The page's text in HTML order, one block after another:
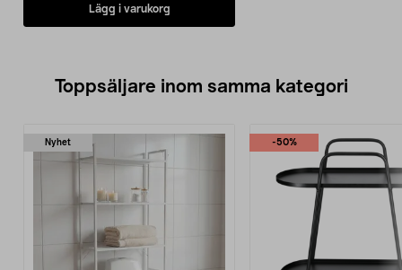
Lägg i varukorg
Toppsäljare inom samma kategori
Nyhet -50%